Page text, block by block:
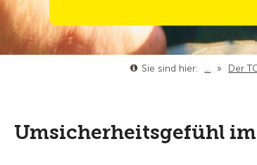
Sie sind hier: … » Der
Umsicherheitsgefühl